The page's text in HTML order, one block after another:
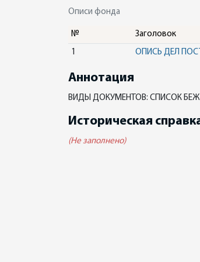
Описи фонда
№ Заголовок
1 ОПИСЬ ДЕЛ
Аннотация
ВИДЫ ДОКУМЕНТОВ: СПИСОК
Историческая
(Не заполнено)